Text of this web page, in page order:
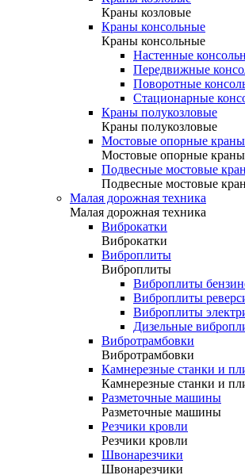
Краны козловые
Краны консольные
Краны консольные
Настенные
Передвижные
Поворотные
Стационарные
Краны полукозловые
Краны полукозловые
Мостовые опорные краны
Мостовые опорные краны
Подвесные мостовые
Подвесные мостовые
Малая дорожная техника
Малая дорожная техника
Виброкатки
Виброкатки
Виброплиты
Виброплиты
Виброплиты
Виброплиты
Виброплиты
Дизельные
Вибротрамбовки
Вибротрамбовки
Камнерезные станки и
Камнерезные станки и
Разметочные машины
Разметочные машины
Резчики кровли
Резчики кровли
Швонарезчики
Швонарезчики